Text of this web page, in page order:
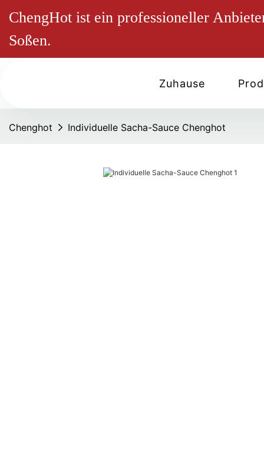
ChengHot ist ein professioneller
Soßen.
Zuhause
Chenghot Individuelle Sacha-Sauce Chenghot